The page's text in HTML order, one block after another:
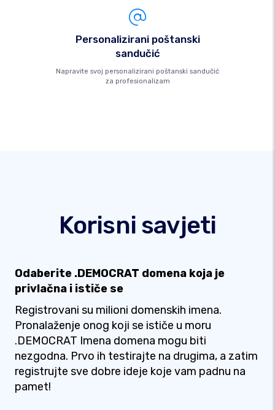
Personalizirani poštanski
sandučić
Napravite svoj personalizirani poštanski sandučić
za profesionalizam
Korisni savjeti
Odaberite .DEMOCRAT domena koja je
privlačna i ističe se
Registrovani su milioni domenskih imena.
Pronalaženje onog koji se ističe u moru
.DEMOCRAT Imena domena mogu biti
nezgodna. Prvo ih testirajte na drugima, a zatim
registrujte sve dobre ideje koje vam padnu na
pamet!